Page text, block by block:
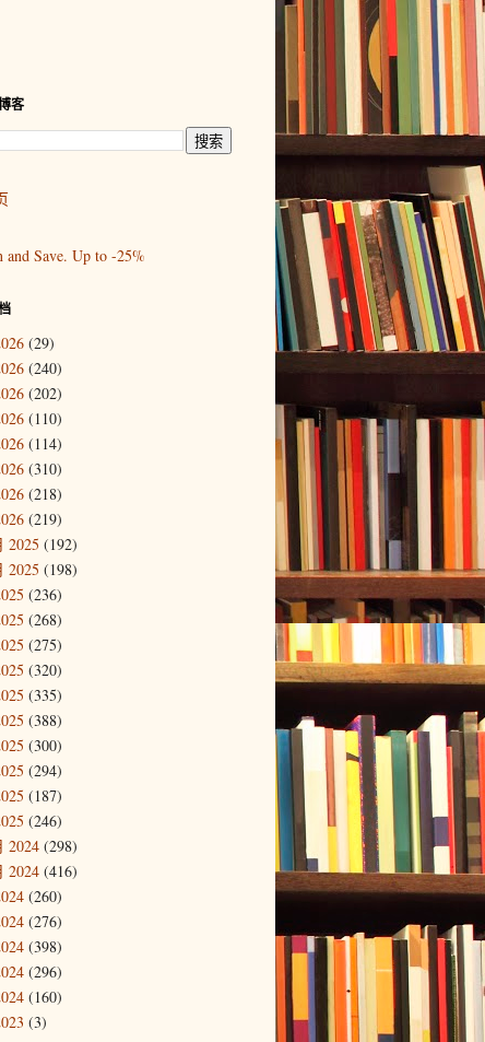
客
(29)
(240)
(202)
(110)
(114)
(310)
(218)
(219)
2025 (192)
2025 (198)
(236)
(268)
(275)
(320)
(335)
(388)
(300)
(294)
(187)
(246)
2024 (298)
2024 (416)
(260)
(276)
(398)
(296)
(160)
(3)